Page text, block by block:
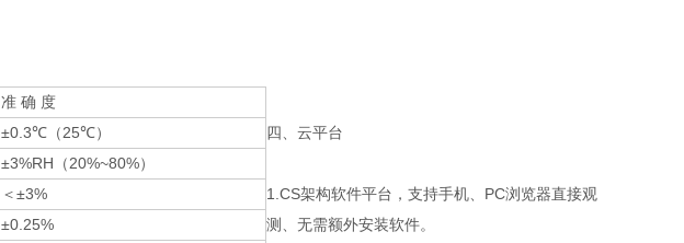
准 确 度
±0.3℃（25℃）
±3%RH（20%~80%）
＜±3%
±0.25%
四、云平台
1.CS架构软件平台，支持手机、PC浏览器直接观
测、无需额外安装软件。